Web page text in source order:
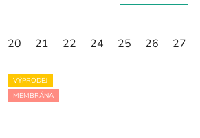
20 21 22 24 25 26 27
VÝPRODEJ
MEMBRÁNA